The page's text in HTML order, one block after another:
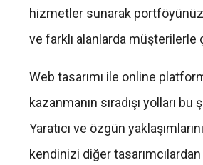
hizmetler sunarak
ve farklı alanlarda müşterilerle
Web tasarımı ile online
kazanmanın sıradışı yolları bu
Yaratıcı ve özgün
kendinizi diğer tasarımcılardan